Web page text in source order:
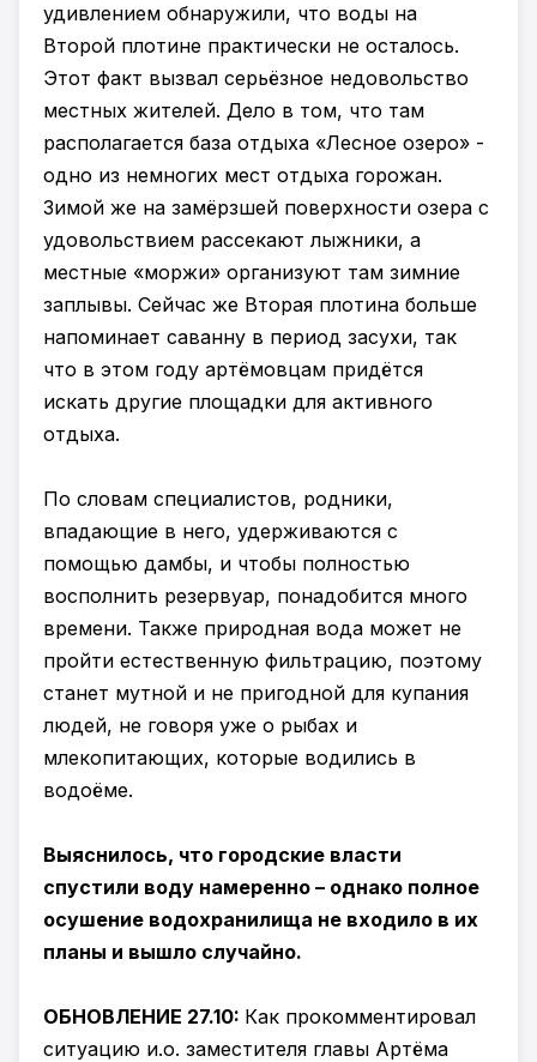
удивлением обнаружили, что воды на
Второй плотине практически не осталось.
Этот факт вызвал серьёзное недовольство
местных жителей. Дело в том, что там
располагается база отдыха «Лесное озеро» -
одно из немногих мест отдыха горожан.
Зимой же на замёрзшей поверхности озера с
удовольствием рассекают лыжники, а
местные «моржи» организуют там зимние
заплывы. Сейчас же Вторая плотина больше
напоминает саванну в период засухи, так
что в этом году артёмовцам придётся
искать другие площадки для активного
отдыха.
По словам специалистов, родники,
впадающие в него, удерживаются с
помощью дамбы, и чтобы полностью
восполнить резервуар, понадобится много
времени. Также природная вода может не
пройти естественную фильтрацию, поэтому
станет мутной и не пригодной для купания
людей, не говоря уже о рыбах и
млекопитающих, которые водились в
водоёме.
Выяснилось, что городские власти
спустили воду намеренно – однако полное
осушение водохранилища не входило в их
планы и вышло случайно.
ОБНОВЛЕНИЕ 27.10: Как прокомментировал
ситуацию и.о. заместителя главы Артёма